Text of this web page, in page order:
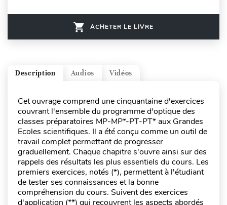
ACHETER LE LIVRE
Vidéos
Audios
Description
Cet ouvrage comprend une cinquantaine d'exercices
couvrant l'ensemble du programme d'optique des
classes préparatoires MP-MP*-PT-PT* aux Grandes
Ecoles scientifiques. Il a été conçu comme un outil de
travail complet permettant de progresser
graduellement. Chaque chapitre s'ouvre ainsi sur des
rappels des résultats les plus essentiels du cours. Les
premiers exercices, notés (*), permettent à l'étudiant
de tester ses connaissances et la bonne
compréhension du cours. Suivent des exercices
d'application (**) qui recouvrent les aspects abordés